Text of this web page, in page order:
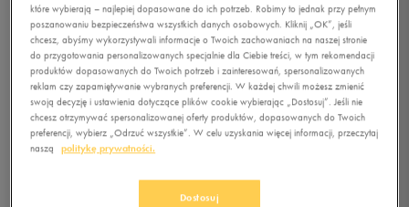
które wybierają – najlepiej dopasowane do ich potrzeb. Robimy to jednak przy pełnym
poszanowaniu bezpieczeństwa wszystkich danych osobowych. Kliknij „OK”, jeśli
chcesz, abyśmy wykorzystywali informacje o Twoich zachowaniach na naszej stronie
do przygotowania personalizowanych specjalnie dla Ciebie treści, w tym rekomendacji
produktów dopasowanych do Twoich potrzeb i zainteresowań, spersonalizowanych
reklam czy zapamiętywanie wybranych preferencji. W każdej chwili możesz zmienić
swoją decyzję i ustawienia dotyczące plików cookie wybierając „Dostosuj”. Jeśli nie
chcesz otrzymywać spersonalizowanej oferty produktów, dopasowanych do Twoich
preferencji, wybierz „Odrzuć wszystkie”. W celu uzyskania więcej informacji, przeczytaj
naszą
politykę prywatności.
Dostosuj